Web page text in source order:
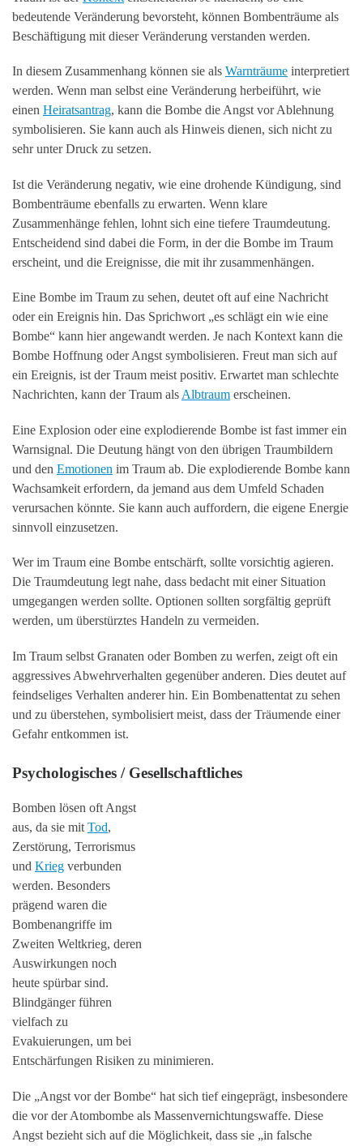
bedeutende Veränderung bevorsteht, können Bombenträume als
Beschäftigung mit dieser Veränderung verstanden werden.
In diesem Zusammenhang können sie als Warnträume interpretiert
werden. Wenn man selbst eine Veränderung herbeiführt, wie
einen Heiratsantrag, kann die Bombe die Angst vor Ablehnung
symbolisieren. Sie kann auch als Hinweis dienen, sich nicht zu
sehr unter Druck zu setzen.
Ist die Veränderung negativ, wie eine drohende Kündigung, sind
Bombenträume ebenfalls zu erwarten. Wenn klare
Zusammenhänge fehlen, lohnt sich eine tiefere Traumdeutung.
Entscheidend sind dabei die Form, in der die Bombe im Traum
erscheint, und die Ereignisse, die mit ihr zusammenhängen.
Eine Bombe im Traum zu sehen, deutet oft auf eine Nachricht
oder ein Ereignis hin. Das Sprichwort „es schlägt ein wie eine
Bombe“ kann hier angewandt werden. Je nach Kontext kann die
Bombe Hoffnung oder Angst symbolisieren. Freut man sich auf
ein Ereignis, ist der Traum meist positiv. Erwartet man schlechte
Nachrichten, kann der Traum als Albtraum erscheinen.
Eine Explosion oder eine explodierende Bombe ist fast immer ein
Warnsignal. Die Deutung hängt von den übrigen Traumbildern
und den Emotionen im Traum ab. Die explodierende Bombe kann
Wachsamkeit erfordern, da jemand aus dem Umfeld Schaden
verursachen könnte. Sie kann auch auffordern, die eigene Energie
sinnvoll einzusetzen.
Wer im Traum eine Bombe entschärft, sollte vorsichtig agieren.
Die Traumdeutung legt nahe, dass bedacht mit einer Situation
umgegangen werden sollte. Optionen sollten sorgfältig geprüft
werden, um überstürztes Handeln zu vermeiden.
Im Traum selbst Granaten oder Bomben zu werfen, zeigt oft ein
aggressives Abwehrverhalten gegenüber anderen. Dies deutet auf
feindseliges Verhalten anderer hin. Ein Bombenattentat zu sehen
und zu überstehen, symbolisiert meist, dass der Träumende einer
Gefahr entkommen ist.
Psychologisches / Gesellschaftliches
Bomben lösen oft Angst
aus, da sie mit Tod,
Zerstörung, Terrorismus
und Krieg verbunden
werden. Besonders
prägend waren die
Bombenangriffe im
Zweiten Weltkrieg, deren
Auswirkungen noch
heute spürbar sind.
Blindgänger führen
vielfach zu
Evakuierungen, um bei
Entschärfungen Risiken zu minimieren.
Die „Angst vor der Bombe“ hat sich tief eingeprägt, insbesondere
die vor der Atombombe als Massenvernichtungswaffe. Diese
Angst bezieht sich auf die Möglichkeit, dass sie „in falsche